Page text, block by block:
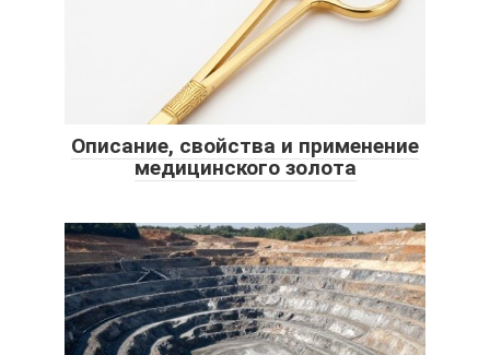
Описание, свойства и применение
медицинского золота